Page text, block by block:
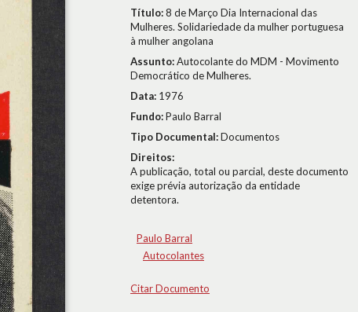
Título:8 de Março Dia Internacional das
Mulheres. Solidariedade da mulher portuguesa
à mulher angolana
Assunto:Autocolante do MDM - Movimento
Democrático de Mulheres.
Data: 1976
Fundo:Paulo Barral
Tipo Documental:Documentos
Direitos:
A publicação, total ou parcial, deste documento
exige prévia autorização da entidade
detentora.
Paulo Barral
Autocolantes
Citar Documento